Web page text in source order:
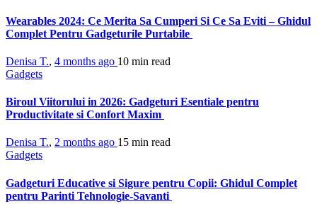
Wearables 2024: Ce Merita Sa Cumperi Si Ce Sa Eviti – Ghidul
Complet Pentru Gadgeturile Purtabile
Denisa T., 4 months ago 10 min read
Gadgets
Biroul Viitorului in 2026: Gadgeturi Esentiale pentru
Productivitate si Confort Maxim
Denisa T., 2 months ago 15 min read
Gadgets
Gadgeturi Educative si Sigure pentru Copii: Ghidul Complet
pentru Parinti Tehnologie-Savanti